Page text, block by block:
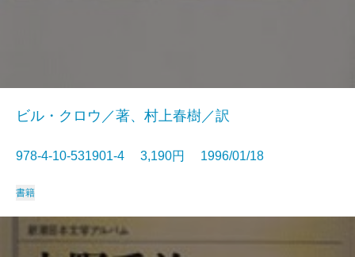
ビル・クロウ／著、村上春樹／訳
978-4-10-531901-4 3,190円 1996/01/18
書籍